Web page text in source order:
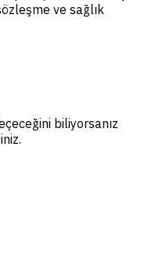
ve sağlık
biliyorsanız